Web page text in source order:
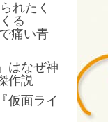
れたく
る
痛い青
はなぜ神
作説
仮面ライ